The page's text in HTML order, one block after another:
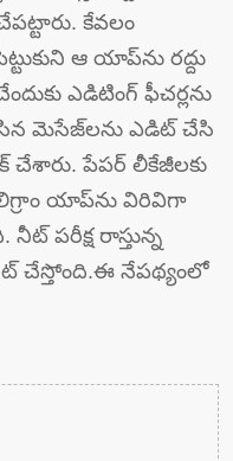
కేవ‌లం
ఆ యాప్‌ను ర‌ద్దు
ఎడిటింగ్ ఫీచ‌ర్ల‌ను
మెసేజ్‌ల‌ను ఎడిట్ చేసి
చేశారు. పేప‌ర్ లీకేజీల‌కు
యాప్‌ను విరివిగా
నీట్ ప‌రీక్ష రాస్తున్న
చేస్తోంది.ఈ నేప‌థ్యంలో